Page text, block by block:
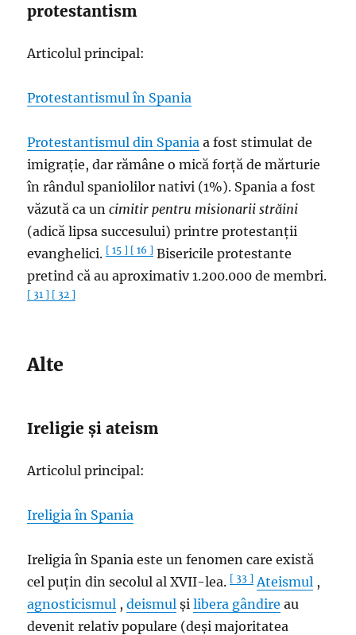
protestantism
Articolul principal:
Protestantismul în Spania
Protestantismul din Spania a fost stimulat de
imigrație, dar rămâne o mică forță de mărturie
în rândul spaniolilor nativi (1%). Spania a fost
văzută ca uncimitir pentru misionarii străini
(adică lipsa succesului) printre protestanții
evanghelici.[ 15 ] [ 16 ] Bisericile protestante
pretind că au aproximativ 1.200.000 de membri.
[ 31 ] [ 32 ]
Alte
Ireligie și ateism
Articolul principal:
Ireligia în Spania
Ireligia în Spania este un fenomen care există
cel puțin din secolul al XVII-lea.[ 33 ] Ateismul ,
agnosticismul ,deismul șilibera gândire au
devenit relativ populare (deși majoritatea